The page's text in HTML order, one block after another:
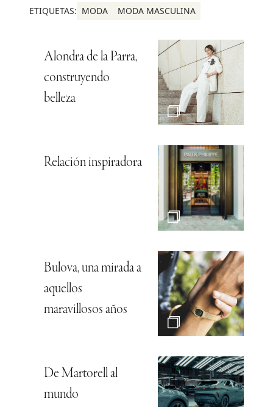
ETIQUETAS: MODA MODA MASCULINA
Alondra de la Parra,
construyendo
belleza
Relación inspiradora
Bulova, una mirada a
aquellos
maravillosos años
De Martorell al
mundo